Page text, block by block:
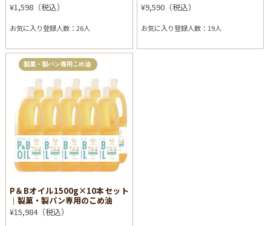
¥1,598（税込）
お気に入り登録人数：26人
¥9,590（税込）
お気に入り登録人数：19人
P＆Bオイル1500g×10本セット
│製菓・製パン専用のこめ油
¥15,984（税込）